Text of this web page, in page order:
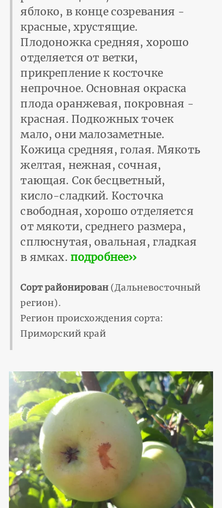
яблоко, в конце созревания -
красные, хрустящие.
Плодоножка средняя, хорошо
отделяется от ветки,
прикрепление к косточке
непрочное. Основная окраска
плода оранжевая, покровная -
красная. Подкожных точек
мало, они малозаметные.
Кожица средняя, голая. Мякоть
желтая, нежная, сочная,
тающая. Сок бесцветный,
кисло-сладкий. Косточка
свободная, хорошо отделяется
от мякоти, среднего размера,
сплюснутая, овальная, гладкая
в ямках. подробнее››
Сорт районирован(Дальневосточный
регион).
Регион происхождения сорта:
Приморский край